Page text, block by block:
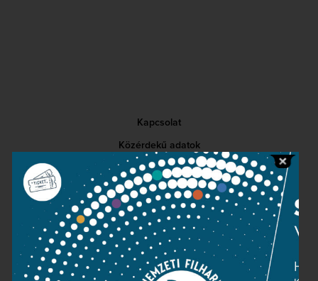
Kapcsolat
Közérdekű adatok
Sajtószoba
Adatvédelem
Impresszum